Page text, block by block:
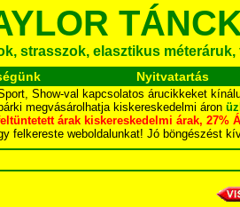
strasszok, elasztikus
Nyitvatartás
Show-val kapcsolatos árucikkeket
megvásárolhatja kiskereskedelmi áron
árak kiskereskedelmi árak, 27%
felkereste weboldalunkat! Jó böngészést